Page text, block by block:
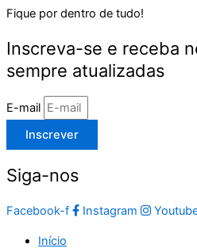
Fique por dentro de tudo!
Inscreva-se e receba
sempre atualizadas
E-mail
Inscrever
Siga-nos
Facebook-f Instagram
Início